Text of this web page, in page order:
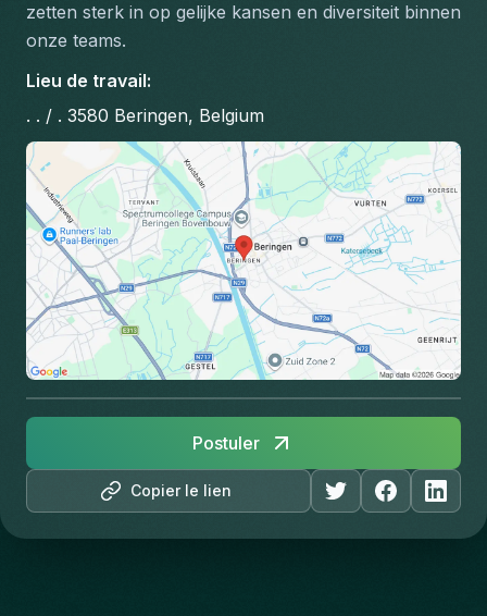
zetten sterk in op gelijke kansen en diversiteit binnen
onze teams.
Lieu de travail:
. . / . 3580 Beringen, Belgium
Copier le lien
Postuler